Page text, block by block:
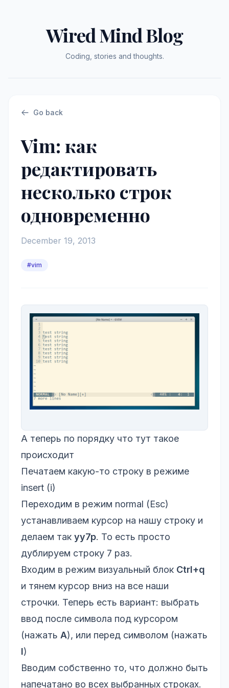
Wired Mind Blog
Coding, stories and thoughts.
Go back
Vim: как
редактировать
несколько строк
одновременно
December 19, 2013
#vim
А теперь по порядку что тут такое
происходит
Печатаем какую-то строку в режиме
insert (i)
Переходим в режим normal (Esc)
устанавливаем курсор на нашу строку и
делаем так yy7p. То есть просто
дублируем строку 7 раз.
Входим в режим визуальный блок Ctrl+q
и тянем курсор вниз на все наши
строчки. Теперь есть вариант: выбрать
ввод после символа под курсором
(нажать A), или перед символом (нажать
I)
Вводим собственно то, что должно быть
напечатано во всех выбранных строках.